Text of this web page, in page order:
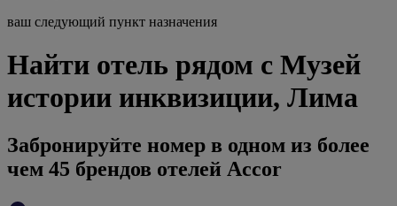
ваш следующий пункт назначения
Найти отель рядом с Музей
истории инквизиции, Лима
Забронируйте номер в одном из более
чем 45 брендов отелей Accor